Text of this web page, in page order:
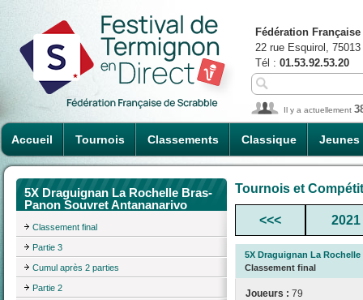
Accueil Tournois Classements Classique Jeunes
Fédération
22 rue Esquirol,
Tél : 01.53.92.53.20
Il y a actuellement
5X Draguignan La Rochelle Bras-
Panon Souvret Antananarivo
Classement final
Partie 3
Cumul après 2 parties
Partie 2
Tournois et
<<< 2021
5X Draguignan La
Classement final
Joueurs : 79